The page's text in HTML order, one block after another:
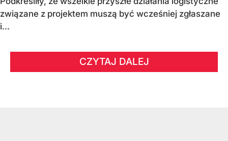
związane z projektem muszą być wcześniej zgłaszane
i...
CZYTAJ DALEJ